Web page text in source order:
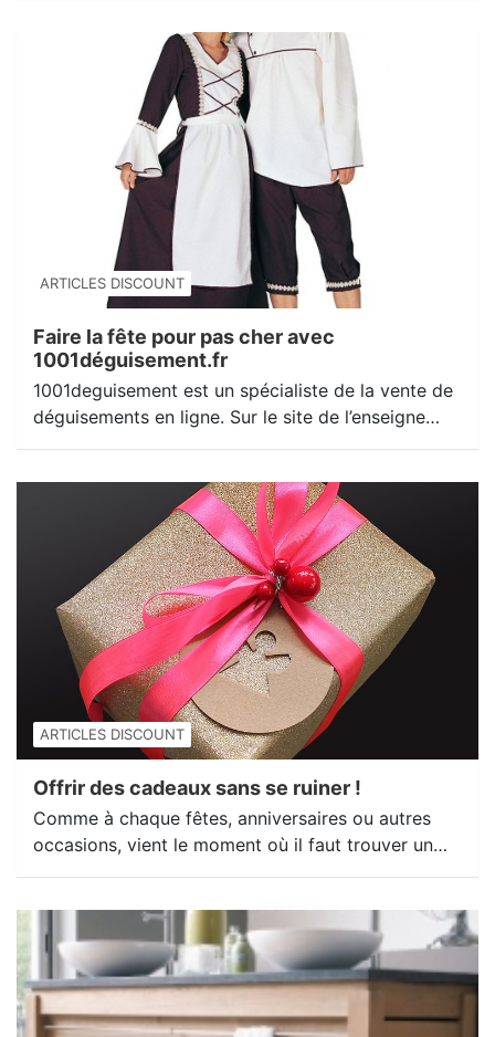
ARTICLES DISCOUNT
Faire la fête pour pas cher avec
1001déguisement.fr
1001deguisement est un spécialiste de la vente de
déguisements en ligne. Sur le site de l’enseigne…
ARTICLES DISCOUNT
Offrir des cadeaux sans se ruiner !
Comme à chaque fêtes, anniversaires ou autres
occasions, vient le moment où il faut trouver un…